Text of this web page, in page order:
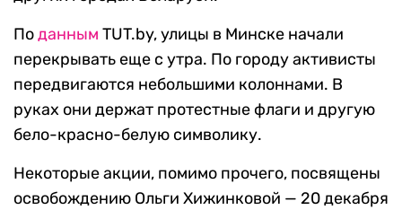
Поданным TUT.by, улицы в Минске начали
перекрывать еще с утра. По городу активисты
передвигаются небольшими колоннами. В
руках они держат протестные флаги и другую
бело-красно-белую символику.
Некоторые акции, помимо прочего, посвящены
освобождению Ольги Хижинковой — 20 декабря